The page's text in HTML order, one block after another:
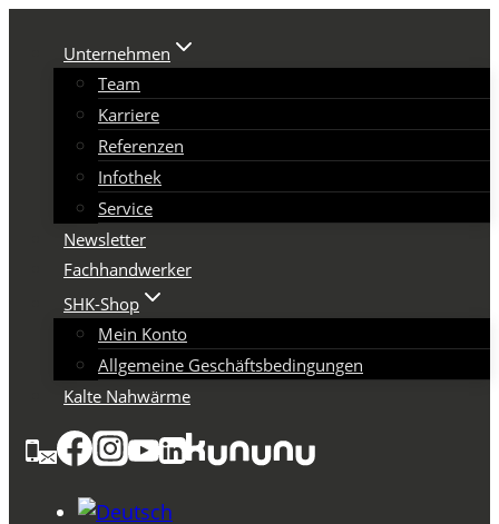
springen
Unternehmen
Team
Karriere
Referenzen
Infothek
Service
Newsletter
Fachhandwerker
SHK-Shop
Mein Konto
Allgemeine Geschäftsbedingungen
Kalte Nahwärme